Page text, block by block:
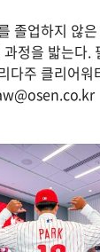
졸업하지 않
정을 밟는다.
다주 클리어워